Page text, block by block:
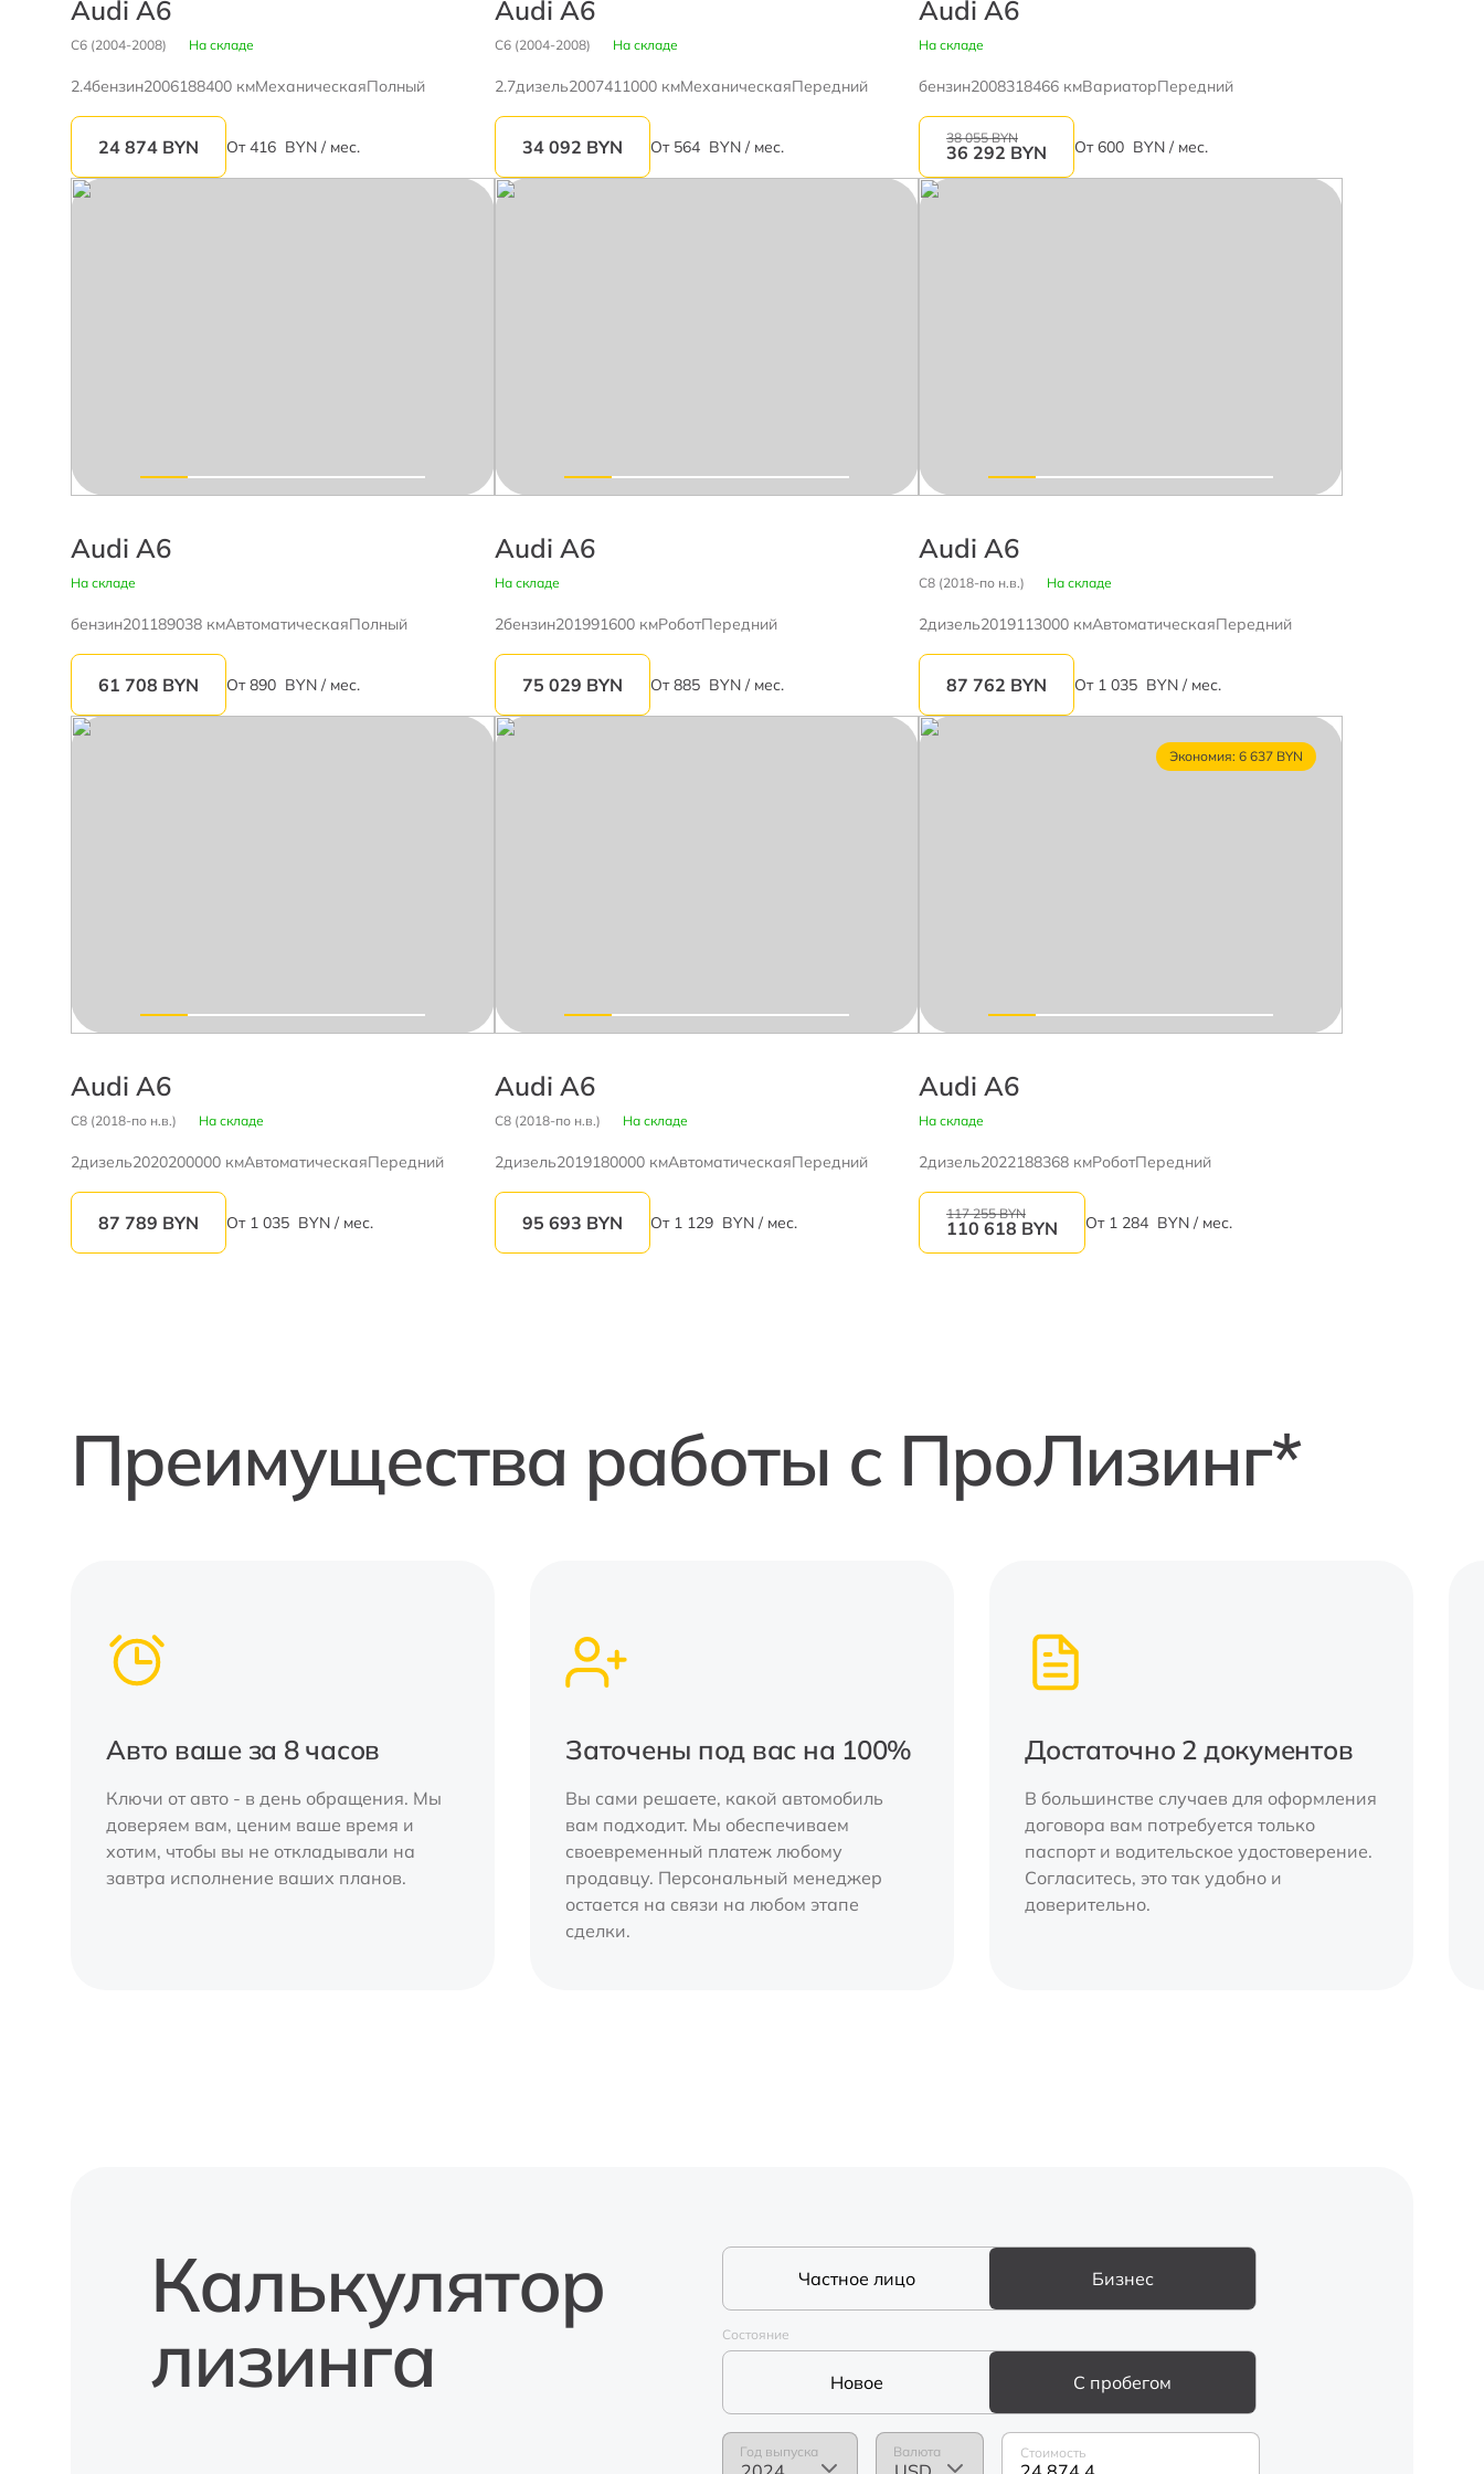
Audi A6
C6 (2004-2008) На складе
2.4бензин2006188400 кмМеханическаяПолный
24 874 BYN От416 BYN / мес.
Audi A6
C6 (2004-2008) На складе
2.7дизель2007411000 кмМеханическаяПередний
34 092 BYN От 564 BYN / мес.
Audi A6
На складе
бензин2008318466 кмВариаторПередний
38 055 BYN
36 292 BYN От600 BYN / мес.
Audi A6
На складе
бензин201189038 кмАвтоматическаяПолный
61 708 BYN От890 BYN / мес.
Audi A6
На складе
2бензин201991600 кмРоботПередний
75 029 BYN От885 BYN / мес.
Audi A6
C8 (2018-по н.в.) На складе
2дизель2019113000 кмАвтоматическаяПередний
87 762 BYN От 1 035 BYN / мес.
Audi A6
C8 (2018-по н.в.) На складе
2дизель2020200000 кмАвтоматическаяПередний
87 789 BYN От 1 035 BYN / мес.
Audi A6
C8 (2018-по н.в.) На складе
2дизель2019180000 кмАвтоматическаяПередний
95 693 BYN От 1 129 BYN / мес.
Экономия: 6 637 BYN
Audi A6
На складе
2дизель2022188368 кмРоботПередний
117 255 BYN
110 618 BYN От 1 284 BYN / мес.
Преимущества работы с ПроЛизинг*
Авто ваше за 8 часов
Ключи от авто - в день обращения. Мы
доверяем вам, ценим ваше время и
хотим, чтобы вы не откладывали на
завтра исполнение ваших планов.
Заточены под вас на 100%
Вы сами решаете, какой автомобиль
вам подходит. Мы обеспечиваем
своевременный платеж любому
продавцу. Персональный менеджер
остается на связи на любом этапе
сделки.
Достаточно 2 документов
В большинстве случаев для оформления
договора вам потребуется только
паспорт и водительское удостоверение.
Согласитесь, это так удобно и
доверительно.
Калькулятор
лизинга
Частное лицо Бизнес
Состояние
Новое С пробегом
Год выпуска Валюта Стоимость